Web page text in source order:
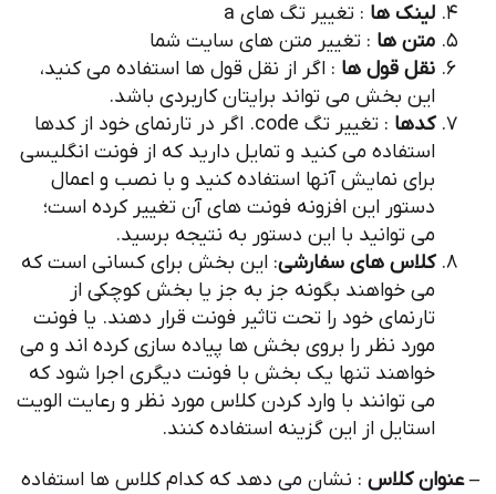
لینک ها: تغییر تگ های a
متن ها: تغییر متن های سایت شما
نقل قول ها: اگر از نقل قول ها استفاده می کنید،
این بخش می تواند برایتان کاربردی باشد.
کدها
: تغییر تگ code. اگر در تارنمای خود از کدها
استفاده می کنید و تمایل دارید که از فونت انگلیسی
برای نمایش آنها استفاده کنید و با نصب و اعمال
دستور این افزونه فونت های آن تغییر کرده است؛
می توانید با این دستور به نتیجه برسید.
کلاس های سفارشی: این بخش برای کسانی است که
می خواهند بگونه جز به جز یا بخش کوچکی از
تارنمای خود را تحت تاثیر فونت قرار دهند. یا فونت
مورد نظر را بروی بخش ها پیاده سازی کرده اند و می
خواهند تنها یک بخش با فونت دیگری اجرا شود که
می توانند با وارد کردن کلاس مورد نظر و رعایت الویت
استایل از این گزینه استفاده کنند.
کلاس: نشان می دهد که کدام کلاس ها استفاده